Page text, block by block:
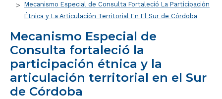
Mecanismo Especial de Consulta Fortaleció La Participación
Étnica y La Articulación Territorial En El Sur de Córdoba
Mecanismo Especial de
Consulta fortaleció la
participación étnica y la
articulación territorial en el Sur
de Córdoba